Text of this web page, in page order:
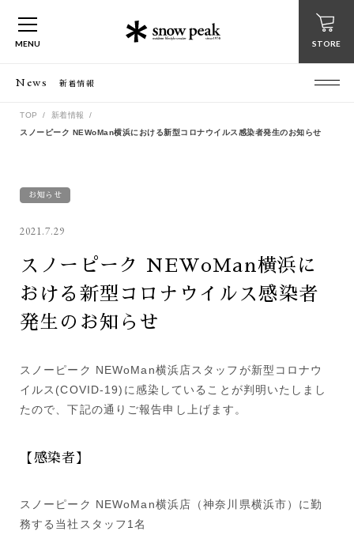
MENU STORE
News 新着情報
TOP
新着情報
スノーピーク NEWoMan横浜における新型コロナウイルス感染者発生のお知らせ
お知らせ
2021.7.29
スノーピーク NEWoMan横浜に
おける新型コロナウイルス感染者
発生のお知らせ
スノーピーク NEWoMan横浜店スタッフが新型コロナウ
イルス(COVID-19)に感染していることが判明いたしまし
たので、下記の通りご報告申し上げます。
【感染者】
スノーピーク NEWoMan横浜店（神奈川県横浜市）に勤
務する当社スタッフ1名